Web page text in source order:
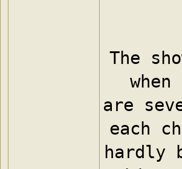
The
are
each
hardly